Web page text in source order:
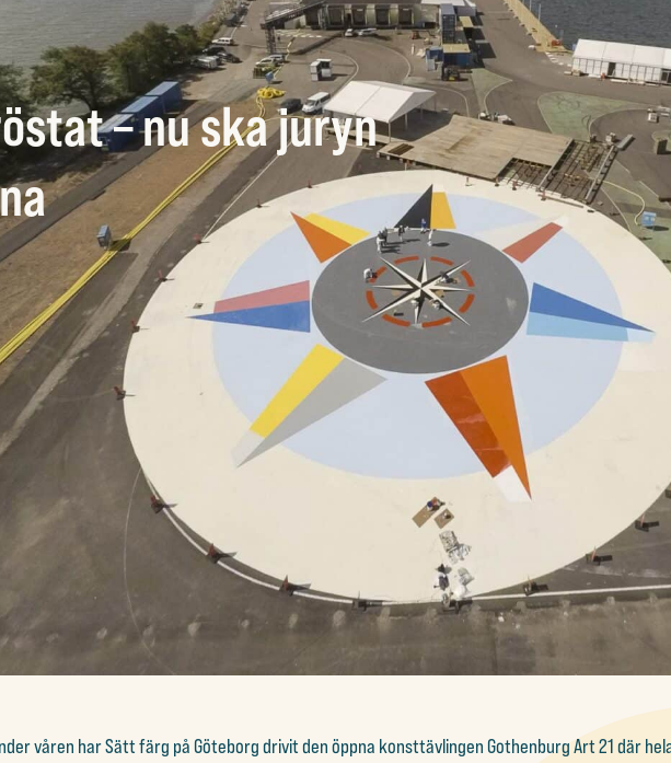
– nu ska juryn
våren har Sätt färg på Göteborg drivit den öppna konsttävlingen Gothenburg Art 21 där